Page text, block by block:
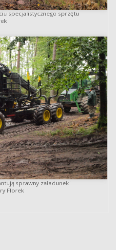
specjalistycznego sprzętu
sprawny załadunek i
Florek